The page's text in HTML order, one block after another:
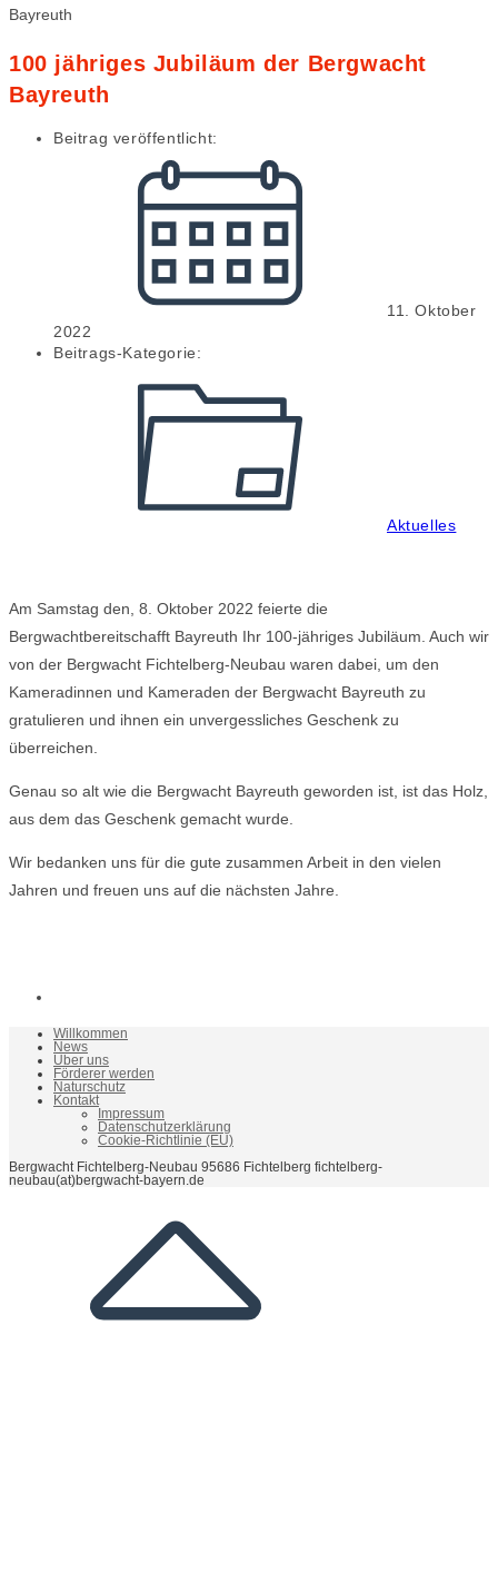
100 jähriges Jubiläum der Bergwacht
Bayreuth
Beitrag veröffentlicht:
11. Oktober
2022
Beitrags-Kategorie:
Aktuelles
Am Samstag den, 8. Oktober 2022 feierte die
Bergwachtbereitschafft Bayreuth Ihr 100-jähriges Jubiläum. Auch wir
von der Bergwacht Fichtelberg-Neubau waren dabei, um den
Kameradinnen und Kameraden der Bergwacht Bayreuth zu
gratulieren und ihnen ein unvergessliches Geschenk zu
überreichen.
Genau so alt wie die Bergwacht Bayreuth geworden ist, ist das Holz,
aus dem das Geschenk gemacht wurde.
Wir bedanken uns für die gute zusammen Arbeit in den vielen
Jahren und freuen uns auf die nächsten Jahre.
Willkommen
News
Über uns
Förderer werden
Naturschutz
Kontakt
Impressum
Datenschutzerklärung
Cookie-Richtlinie (EU)
Bergwacht Fichtelberg-Neubau 95686 Fichtelberg fichtelberg-
neubau(at)bergwacht-bayern.de